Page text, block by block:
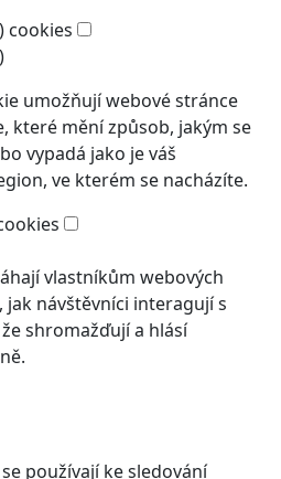
cookies
umožňují webové stránce
které mění způsob, jakým se
vypadá jako je váš
ve kterém se nacházíte.
vlastníkům webových
návštěvníci interagují s
shromažďují a hlásí
používají ke sledování